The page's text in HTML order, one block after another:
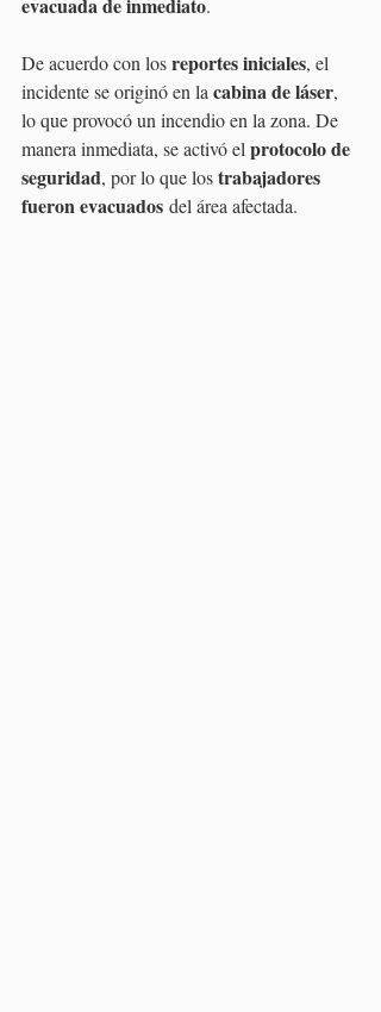
evacuada de inmediato.
De acuerdo con los reportes iniciales, el
incidente se originó en la cabina de láser,
lo que provocó un incendio en la zona. De
manera inmediata, se activó el protocolo de
seguridad, por lo que los trabajadores
fueron evacuados del área afectada.